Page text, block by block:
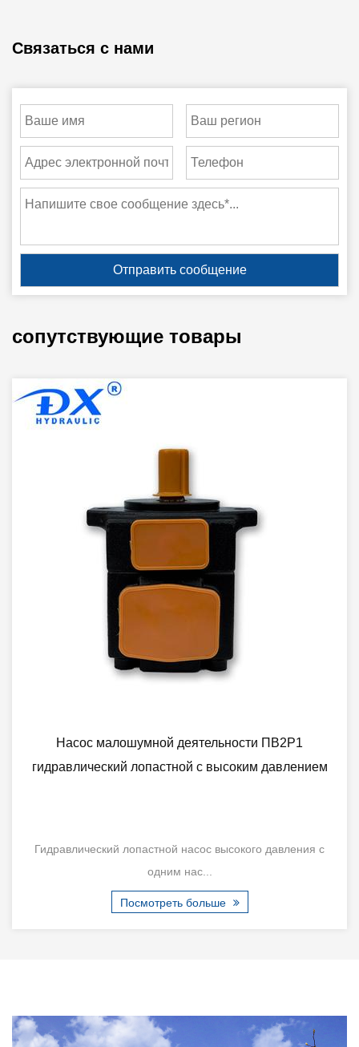
Связаться с нами
сопутствующие товары
деятельности ПВ2Р1
с высоким давлением
насос высокого давления с